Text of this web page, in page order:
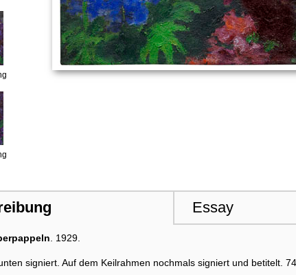
Essay
. 1929.
signiert. Auf dem Keilrahmen nochmals signiert und betitelt.